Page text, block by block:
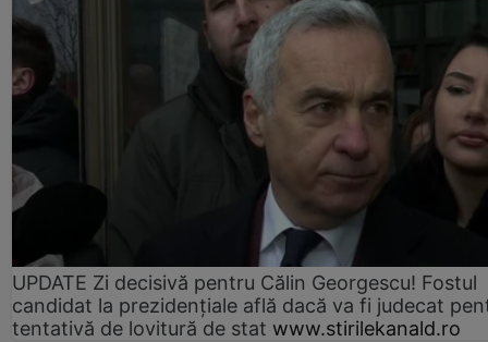
UPDATE Zi decisivă pentru Călin Georgescu! Fostul
candidat la prezidențiale află dacă va fi judecat
tentativă de lovitură de stat www.stirilekanald.ro